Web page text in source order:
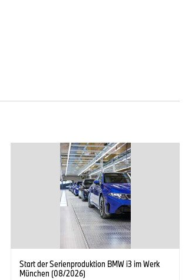
Start der Serienproduktion BMW i3 im Werk
München (08/2026)